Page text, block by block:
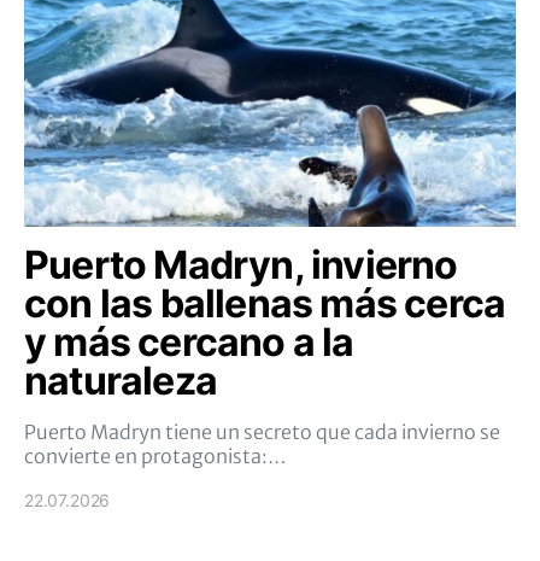
Puerto Madryn, invierno
con las ballenas más cerca
y más cercano a la
naturaleza
Puerto Madryn tiene un secreto que cada invierno se
convierte en protagonista:…
22.07.2026